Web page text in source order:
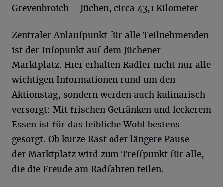
Grevenbroich – Jüchen, circa 43,1 Kilometer
Zentraler Anlaufpunkt für alle Teilnehmenden
ist der Infopunkt auf dem Jüchener
Marktplatz. Hier erhalten Radler nicht nur alle
wichtigen Informationen rund um den
Aktionstag, sondern werden auch kulinarisch
versorgt: Mit frischen Getränken und leckerem
Essen ist für das leibliche Wohl bestens
gesorgt. Ob kurze Rast oder längere Pause –
der Marktplatz wird zum Treffpunkt für alle,
die die Freude am Radfahren teilen.